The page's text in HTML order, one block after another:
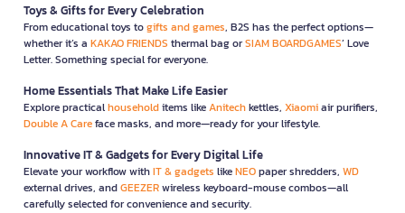
Toys & Gifts for Every Celebration
From educational toys togifts and games, B2S has the perfect options—
whether it’s a KAKAO FRIENDS thermal bag orSIAM BOARDGAMES’ Love
Letter. Something special for everyone.
Home Essentials That Make Life Easier
Explore practicalhouseholditems likeAnitechkettles, Xiaomiair purifiers,
Double A Careface masks, and more—ready for your lifestyle.
Innovative IT & Gadgets for Every Digital Life
Elevate your workflow withIT & gadgets likeNEOpaper shredders, WD
external drives, andGEEZERwireless keyboard-mouse combos—all
carefully selected for convenience and security.